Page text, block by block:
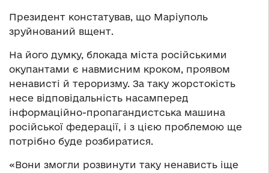
Президент констатував, що Маріуполь
зруйнований вщент.
На його думку, блокада міста російськими
окупантами є навмисним кроком, проявом
ненависті й тероризму. За таку жорстокість
несе відповідальність насамперед
інформаційно-пропагандистська машина
російської федерації, і з цією проблемою ще
потрібно буде розбиратися.
«Вони змогли розвинути таку ненависть іще